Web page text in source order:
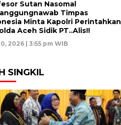
Sutan Nasomal
Timpas
Minta Kapolri Perintahkan
Aceh Sidik PT..Alis!!
2026 | 3:55 pm WIB
SINGKIL